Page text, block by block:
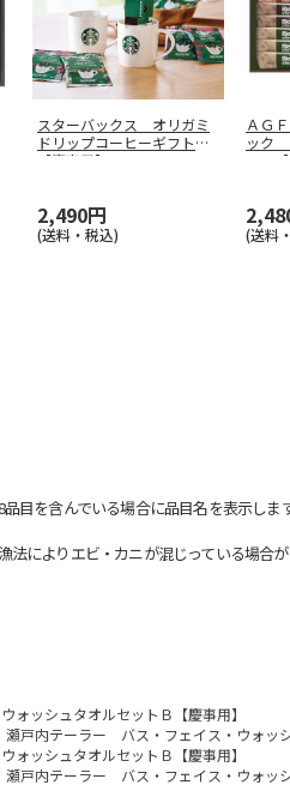
スターバックス オリガミ
ドリップコーヒーギフトＣ
【慶事用】
2,490円
(送料・税込)
ＡＧ
ック
ョン
(送料
目を含んでいる場合に品目名を表示します
よりエビ・カニが混じっている場合
ッシュタオルセットＢ【慶事用】
瀬戸内テーラー バス・フェイス・ウォッ
ッシュタオルセットＢ【慶事用】
瀬戸内テーラー バス・フェイス・ウォッ